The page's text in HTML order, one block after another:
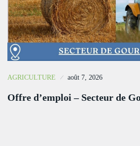
AGRICULTURE août 7, 2026
Offre d’emploi – Secteur de